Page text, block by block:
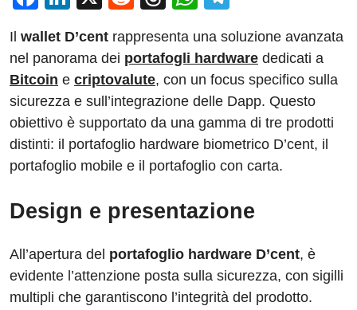
c
e
b
o
o
k
k
e
dI
n
d
di
t
e
a
d
s
at
s
A
p
p
e
gr
a
m
Il wallet D’cent rappresenta una soluzione avanzata
nel panorama dei portafogli hardware dedicati a
Bitcoin e criptovalute, con un focus specifico sulla
sicurezza e sull’integrazione delle Dapp. Questo
obiettivo è supportato da una gamma di tre prodotti
distinti: il portafoglio hardware biometrico D’cent, il
portafoglio mobile e il portafoglio con carta.
Design e presentazione
All’apertura del portafoglio hardware D’cent, è
evidente l’attenzione posta sulla sicurezza, con sigilli
multipli che garantiscono l’integrità del prodotto.